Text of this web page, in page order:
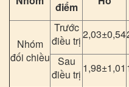
điểm
Nhóm
đối chiều
Trước
điều trị2,03±0,54
Sau
điều trị 1,98±1,01